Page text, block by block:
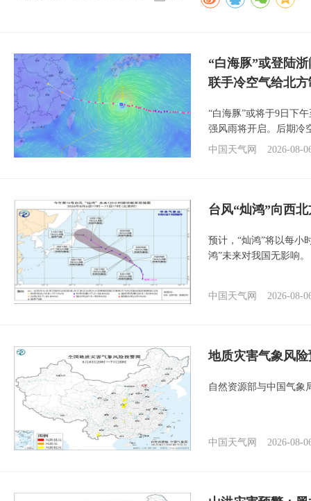
“白海豚”或登陆
联手冷空气给北
“白海豚”或将于9日下
强风雨将开启。后期冷
中国天气网
2026-08-
台风“灿鸿”向西
预计，“灿鸿”将以每小
鸿”未来对我国无影响。
中国天气网 2026-08-
地质灾害气象风
自然资源部与中国气象
中国天气网 2026-08-